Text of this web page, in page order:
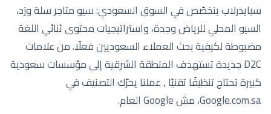
سبايدرلاب يتخصّص في السوق السعودي: سيو متاجر سلة وزد،
السيو المحلي للرياض وجدة، واستراتيجيات محتوى ثنائي اللغة
مضبوطة لكيفية بحث العملاء السعوديين فعلًا. من علامات
D2C جديدة تستهدف المنطقة الشرقية إلى مؤسسات سعودية
كبيرة تحتاج تنظيفًا تقنيًا , عملنا يحرّك التصنيف في
Google.com.sa، مش Google العام.